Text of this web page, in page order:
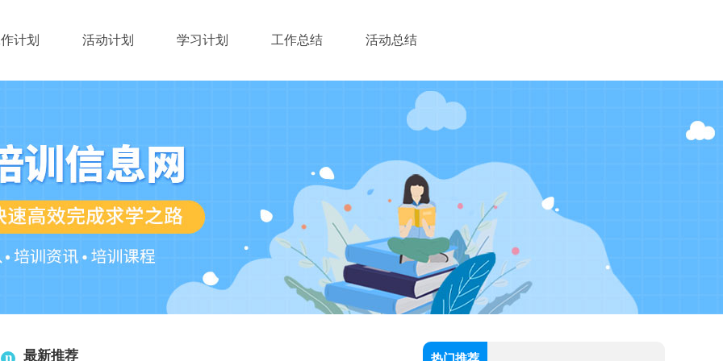
计划 活动计划 学习计划 工作总结 活动总结
最新推荐